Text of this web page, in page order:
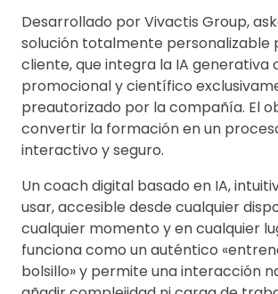
Desarrollado por Vivactis Group,
solución totalmente personalizable
cliente, que integra la IA generativa
promocional y científico
preautorizado por la compañía. El
convertir la formación en un
interactivo y seguro.
Un coach digital basado en IA,
usar, accesible desde cualquier
cualquier momento y en cualquier
funciona como un auténtico
bolsillo» y permite una interacción